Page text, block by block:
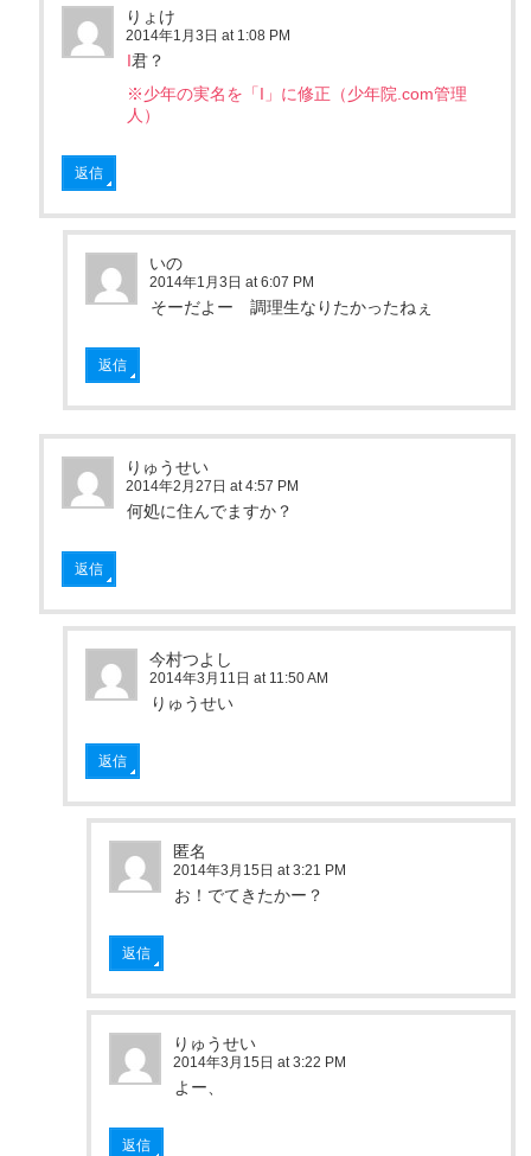
りょけ
2014年1月3日 at 1:08 PM
I君？
※少年の実名を「I」に修正（少年院.com管理
人）
返信
いの
2014年1月3日 at 6:07 PM
そーだよー 調理生なりたかったねぇ
返信
りゅうせい
2014年2月27日 at 4:57 PM
何処に住んでますか？
返信
今村つよし
2014年3月11日 at 11:50 AM
りゅうせい
返信
匿名
2014年3月15日 at 3:21 PM
お！でてきたかー？
返信
りゅうせい
2014年3月15日 at 3:22 PM
よー、
返信